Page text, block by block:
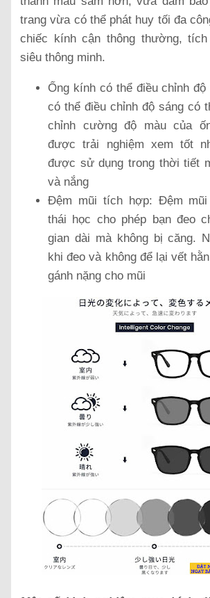
trang vừa có thể phát huy tối đa
chiếc kính cận thông thường,
siêu thông minh.
Ống kính có thể điều chỉnh
có thể điều chỉnh độ sáng có
chỉnh cường độ màu của
được trải nghiệm xem tốt
được sử dụng trong thời tiết
và nắng
Đệm mũi tích hợp: Đệm
thái học cho phép bạn đeo
gian dài mà không bị căng.
khi đeo và không để lại vết
gánh nặng cho mũi